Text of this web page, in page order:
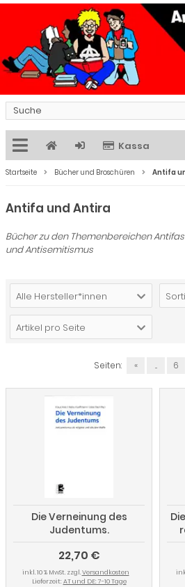
Kassa
Startseite Bücher und Broschüren Antifa
Antifa und Antira
Bücher zu den Themenbereichen
und Antisemitismus
Alle Hersteller*innen
Artikel pro Seite
Seiten: « ... 6
Die Verneinung des
Judentums.
Antisemitismus als
religiöse und säkulare
Waffe
22,70 €
inkl. 10 % MwSt. zzgl.Versandkosten
Lieferzeit: AT und DE: 7-10 Tage